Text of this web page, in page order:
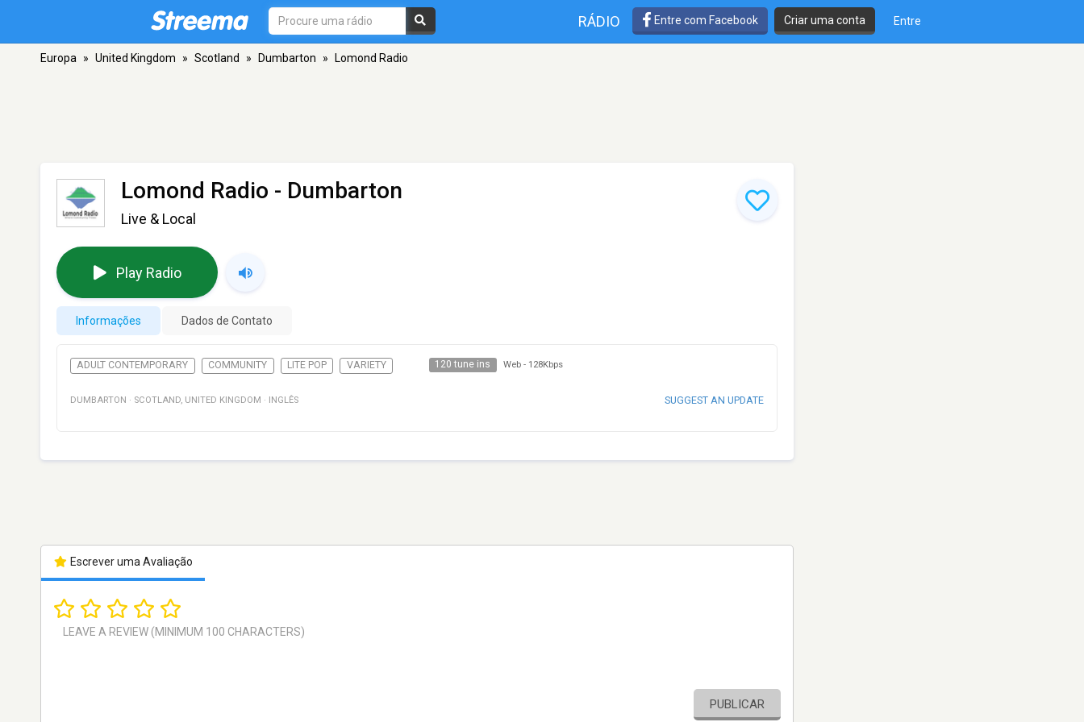
RÁDIO Entre com Facebook Criar uma conta Entre
Europa » United Kingdom » Scotland » Dumbarton » Lomond Radio
Lomond Radio - Dumbarton
Live & Local
Play Radio
Informações Dados de Contato
ADULT CONTEMPORARY COMMUNITY LITE POP VARIETY 120 tune ins Web - 128Kbps
DUMBARTON · SCOTLAND, UNITED KINGDOM · INGLÊS SUGGEST AN UPDATE
Escrever uma Avaliação
PUBLICAR